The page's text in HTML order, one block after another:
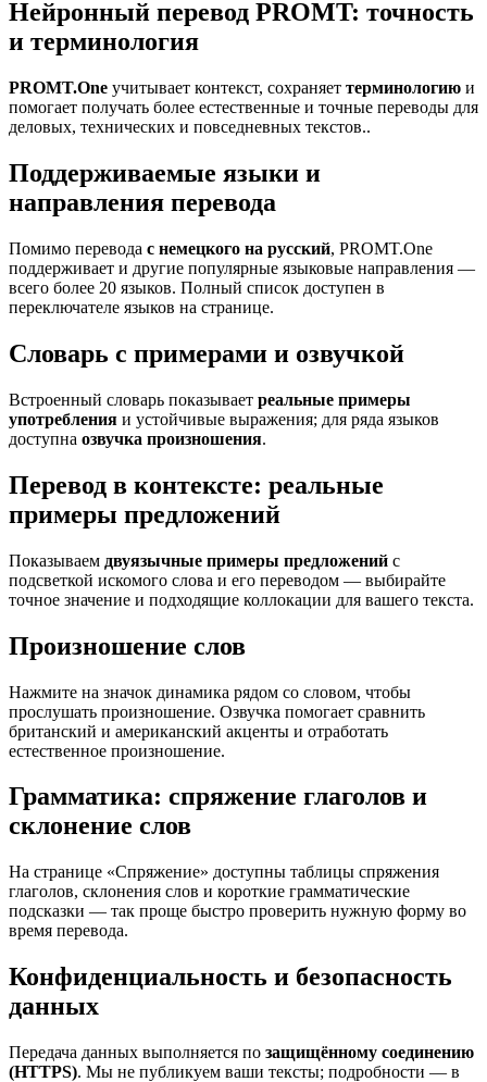
Нейронный перевод PROMT: точность
и терминология
PROMT.One учитывает контекст, сохраняет терминологию и
помогает получать более естественные и точные переводы для
деловых, технических и повседневных текстов..
Поддерживаемые языки и
направления перевода
Помимо перевода с немецкого на русский, PROMT.One
поддерживает и другие популярные языковые направления —
всего более 20 языков. Полный список доступен в
переключателе языков на странице.
Словарь с примерами и озвучкой
Встроенный словарь показывает реальные примеры
употребления и устойчивые выражения; для ряда языков
доступна озвучка произношения.
Перевод в контексте: реальные
примеры предложений
Показываем двуязычные примеры предложений с
подсветкой искомого слова и его переводом — выбирайте
точное значение и подходящие коллокации для вашего текста.
Произношение слов
Нажмите на значок динамика рядом со словом, чтобы
прослушать произношение. Озвучка помогает сравнить
британский и американский акценты и отработать
естественное произношение.
Грамматика: спряжение глаголов и
склонение слов
На странице «Спряжение» доступны таблицы спряжения
глаголов, склонения слов и короткие грамматические
подсказки — так проще быстро проверить нужную форму во
время перевода.
Конфиденциальность и безопасность
данных
Передача данных выполняется по защищённому соединению
(HTTPS). Мы не публикуем ваши тексты; подробности — в